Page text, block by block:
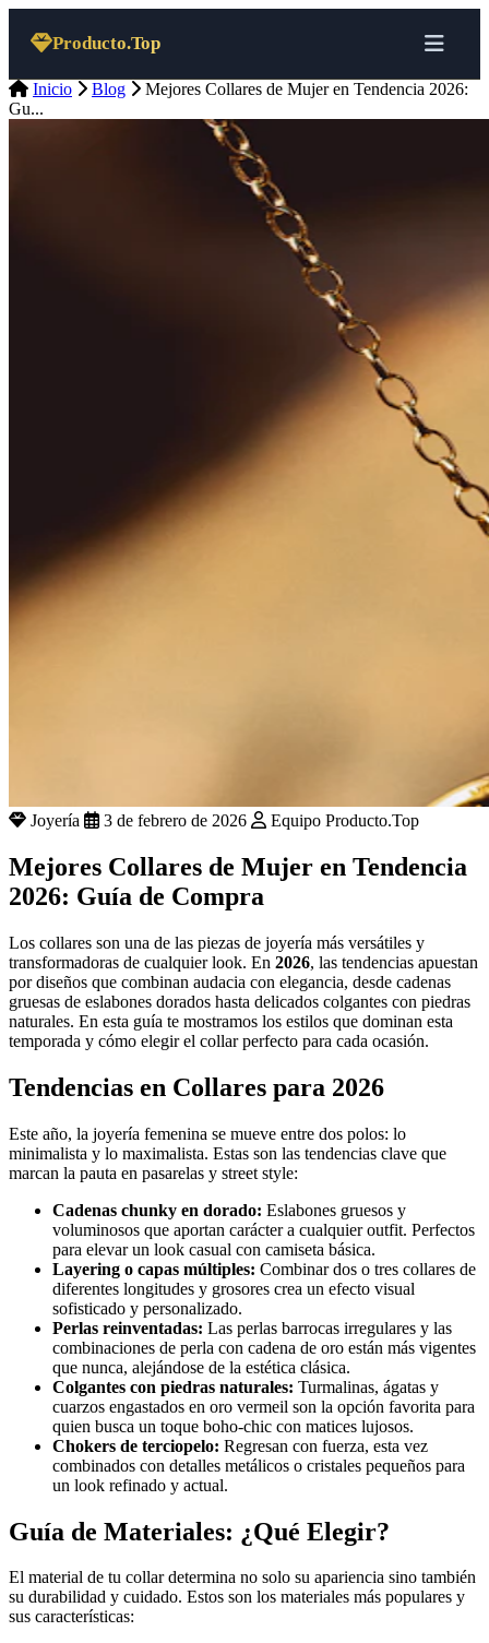
Producto.Top
Inicio Blog
Mejores Collares de Mujer en Tendencia 2026:
Gu...
Joyería 3 de febrero de 2026 Equipo Producto.Top
Mejores Collares de Mujer en Tendencia
2026: Guía de Compra
Los collares son una de las piezas de joyería más versátiles y
transformadoras de cualquier look. En 2026, las tendencias apuestan
por diseños que combinan audacia con elegancia, desde cadenas
gruesas de eslabones dorados hasta delicados colgantes con piedras
naturales. En esta guía te mostramos los estilos que dominan esta
temporada y cómo elegir el collar perfecto para cada ocasión.
Tendencias en Collares para 2026
Este año, la joyería femenina se mueve entre dos polos: lo
minimalista y lo maximalista. Estas son las tendencias clave que
marcan la pauta en pasarelas y street style:
Cadenas chunky en dorado: Eslabones gruesos y
voluminosos que aportan carácter a cualquier outfit. Perfectos
para elevar un look casual con camiseta básica.
Layering o capas múltiples: Combinar dos o tres collares de
diferentes longitudes y grosores crea un efecto visual
sofisticado y personalizado.
Perlas reinventadas: Las perlas barrocas irregulares y las
combinaciones de perla con cadena de oro están más vigentes
que nunca, alejándose de la estética clásica.
Colgantes con piedras naturales: Turmalinas, ágatas y
cuarzos engastados en oro vermeil son la opción favorita para
quien busca un toque boho-chic con matices lujosos.
Chokers de terciopelo: Regresan con fuerza, esta vez
combinados con detalles metálicos o cristales pequeños para
un look refinado y actual.
Guía de Materiales: ¿Qué Elegir?
El material de tu collar determina no solo su apariencia sino también
su durabilidad y cuidado. Estos son los materiales más populares y
sus características: